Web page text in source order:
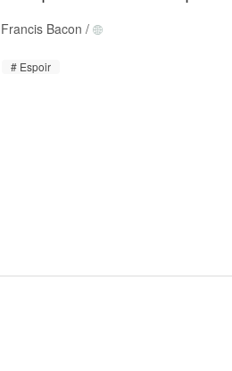
Francis Bacon /
Espoir